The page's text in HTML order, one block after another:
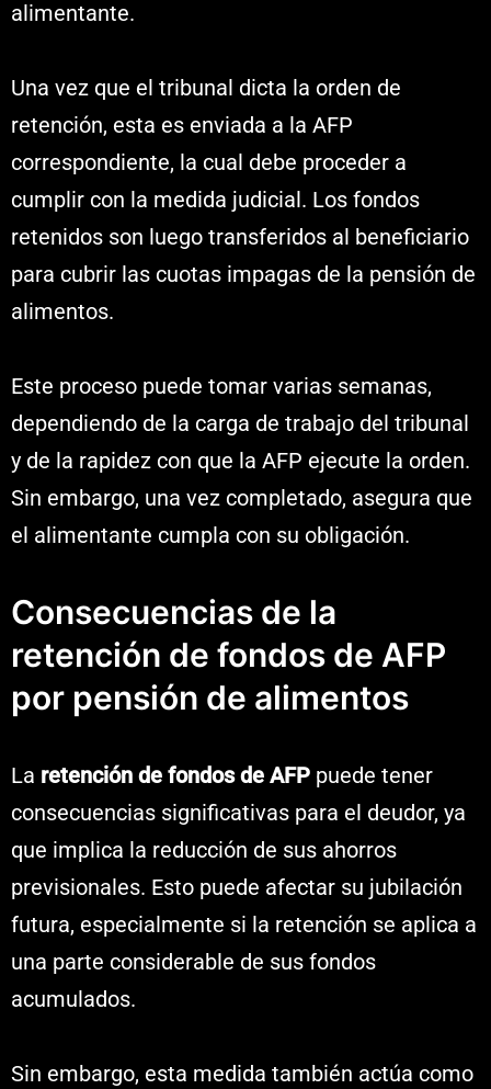
alimentante.
Una vez que el tribunal dicta la orden de
retención, esta es enviada a la AFP
correspondiente, la cual debe proceder a
cumplir con la medida judicial. Los fondos
retenidos son luego transferidos al beneficiario
para cubrir las cuotas impagas de la pensión de
alimentos.
Este proceso puede tomar varias semanas,
dependiendo de la carga de trabajo del tribunal
y de la rapidez con que la AFP ejecute la orden.
Sin embargo, una vez completado, asegura que
el alimentante cumpla con su obligación.
Consecuencias de la
retención de fondos de AFP
por pensión de alimentos
La retención de fondos de AFP puede tener
consecuencias significativas para el deudor, ya
que implica la reducción de sus ahorros
previsionales. Esto puede afectar su jubilación
futura, especialmente si la retención se aplica a
una parte considerable de sus fondos
acumulados.
Sin embargo, esta medida también actúa como